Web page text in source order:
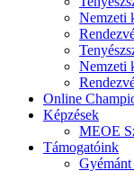
Nemzeti
Nemzeti
Online
Képzések
MEOE
Támogatóink